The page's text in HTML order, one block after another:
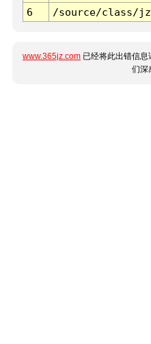
6
/source/class/
www.365jz.com 已经将此出错信
们深